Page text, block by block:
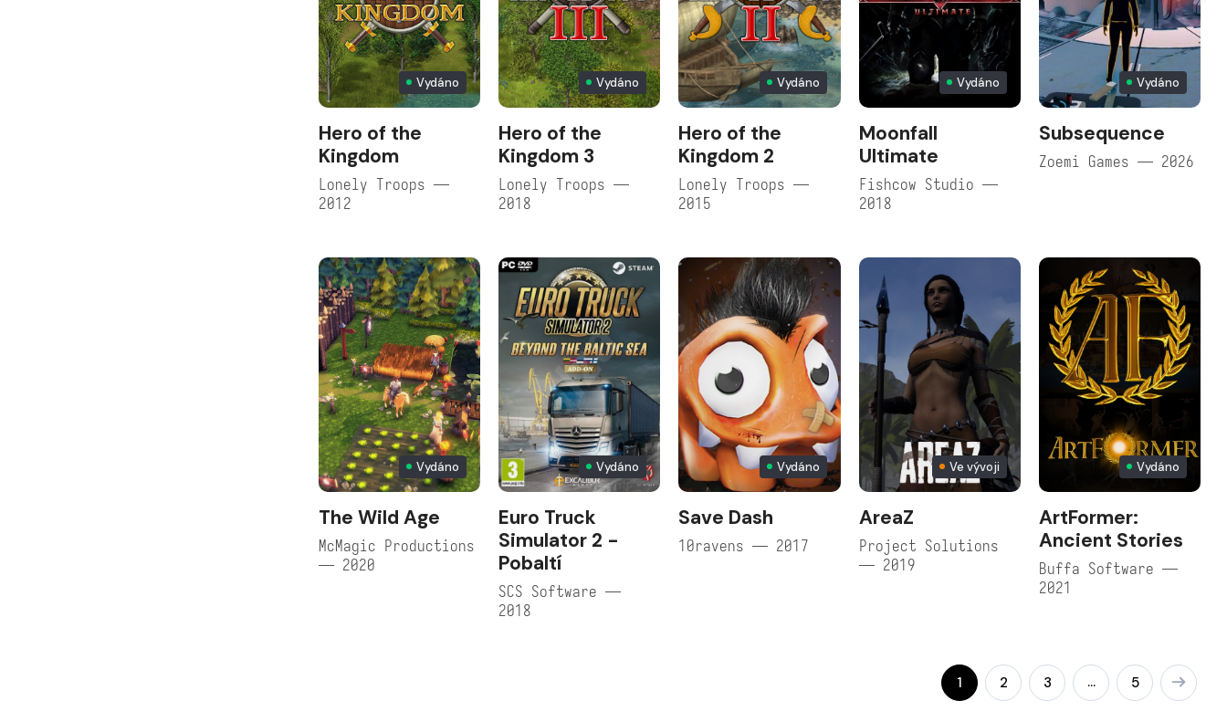
Vydáno
Hero of the
Kingdom
Lonely Troops —
2012
Vydáno
Hero of the
Kingdom 3
Lonely Troops —
2018
Vydáno
Hero of the
Kingdom 2
Lonely Troops —
2015
Vydáno
Moonfall
Ultimate
Fishcow Studio —
2018
Vydáno
Subsequence
Zoemi Games — 2026
Vydáno
The Wild Age
McMagic Productions
— 2020
Vydáno
Euro Truck
Simulator 2 -
Pobaltí
SCS Software —
2018
Vydáno
Save Dash
10ravens — 2017
Ve vývoji
AreaZ
Project Solutions
— 2019
Vydáno
ArtFormer:
Ancient Stories
Buffa Software —
2021
1 2 3 … 5